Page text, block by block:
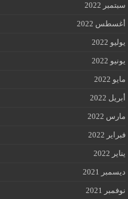
سبتمبر 2022
أغسطس 2022
يوليو 2022
يونيو 2022
مايو 2022
أبريل 2022
مارس 2022
فبراير 2022
يناير 2022
ديسمبر 2021
نوفمبر 2021